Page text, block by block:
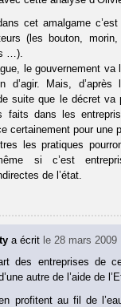
cet amalgame
(les bouton, morin,
…).
le gouvernement va
d’agir. Mais,
suite que le décret va
faits dans les
certainement pour une
les pratiques
si c’est
de l’état.
a écrit le 28 mars 2009
des entreprises de
autre de l’aide de
profitent au fil de